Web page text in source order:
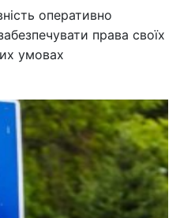
оперативно
права своїх
умовах